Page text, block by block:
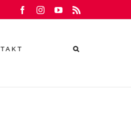
FacebookInstagramYouTube